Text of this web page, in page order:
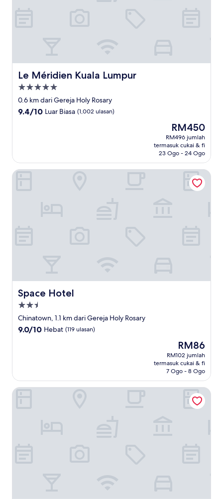
Le Méridien Kuala Lumpur
Le Méridien Kuala Lumpur
Hartanah
5.0
bintang
0.6 km dari Gereja Holy Rosary
9.4
ulasan)
9.4/10 Luar Biasa (1,002 ulasan)
Harga
ialah
RM450
RM450
RM496 jumlah
termasuk cukai & fi
23 Ogo - 24 Ogo
Space Hotel
Space Hotel
Hartanah
2.5
bintang
Chinatown, 1.1 km dari Gereja Holy Rosary
9.0
9.0/10 Hebat (119 ulasan)
Harga
ialah
RM86
RM86
RM102 jumlah
termasuk cukai & fi
7 Ogo - 8 Ogo
Space Hotel
City Central Hotel